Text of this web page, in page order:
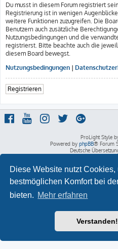
Diese Website nutzt Cookies,
bestmöglichen Komfort bei
bieten. Mehr erfahren
Verstanden!
Du musst in diesem Forum registriert
Registrierung ist in wenigen
weitere Funktionen zuzugreifen. Die
Benutzern auch zusätzliche
Nutzungsbedingungen und die
registrierst. Bitte beachte auch die
diesem Board bewegst.
Nutzungsbedingungen |
Registrieren
ProLight Style
Powered by phpBB® Forum
Deutsche